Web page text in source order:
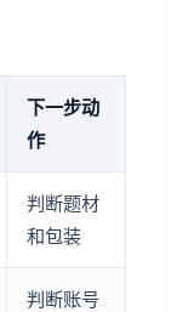
下一步动
作
判断题材
和包装
判断账号